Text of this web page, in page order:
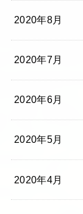
2020年8月
2020年7月
2020年6月
2020年5月
2020年4月